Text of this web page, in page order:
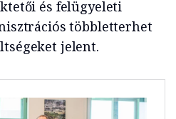
és felügyeleti
többletterhet
jelent.